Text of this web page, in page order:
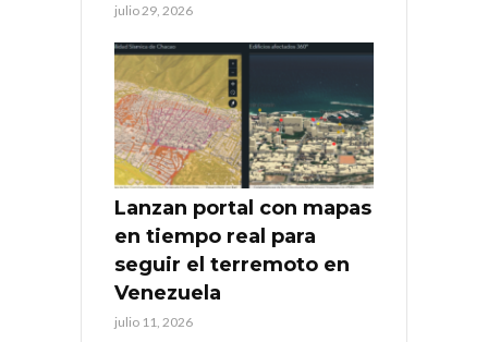
julio 29, 2026
Lanzan portal con mapas
en tiempo real para
seguir el terremoto en
Venezuela
julio 11, 2026